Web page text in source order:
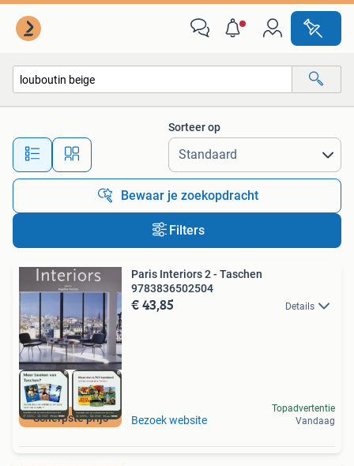
Alle afstanden…
Sorteer op
Bewaar je zoekopdracht
Filters
Scherpste prijs
Paris Interiors 2 - Taschen
9783836502504
€ 43,85 Details
Bezoek website
Topadvertentie
Vandaag